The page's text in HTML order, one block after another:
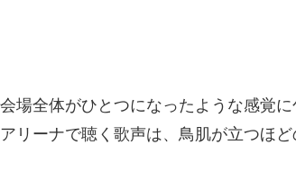
場全体がひとつになったような感覚に
リーナで聴く歌声は、鳥肌が立つほ